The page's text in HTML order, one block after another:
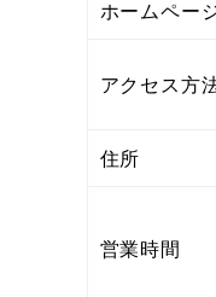
ホームペー
アクセス方
住所
営業時間